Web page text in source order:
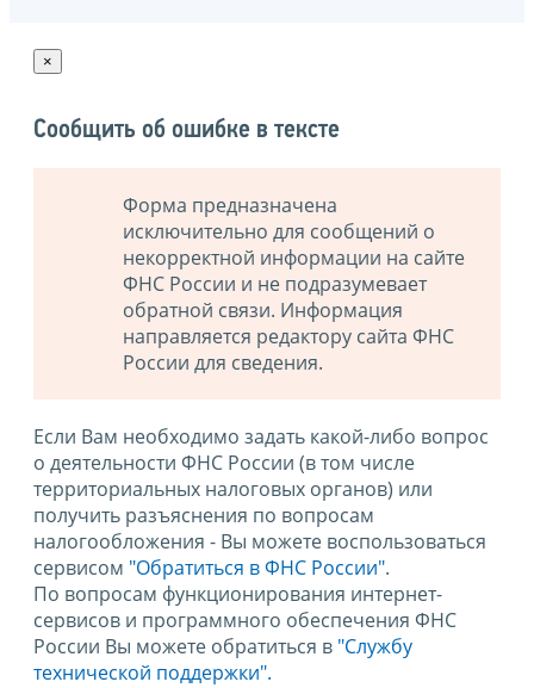
×
Сообщить об ошибке в тексте
Форма предназначена
исключительно для сообщений о
некорректной информации на сайте
ФНС России и не подразумевает
обратной связи. Информация
направляется редактору сайта ФНС
России для сведения.
Если Вам необходимо задать какой-либо вопрос
о деятельности ФНС России (в том числе
территориальных налоговых органов) или
получить разъяснения по вопросам
налогообложения - Вы можете воспользоваться
сервисом "Обратиться в ФНС России".
По вопросам функционирования интернет-
сервисов и программного обеспечения ФНС
России Вы можете обратиться в "Службу
технической поддержки".